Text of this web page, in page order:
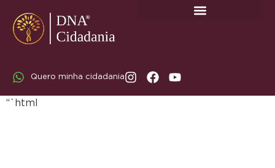
Quero minha cidadania
“`html